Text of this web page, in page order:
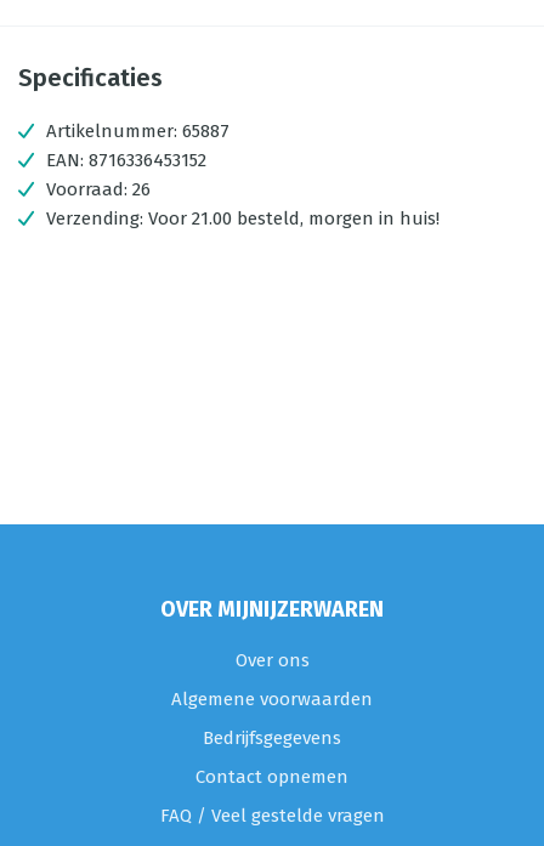
Specificaties
Artikelnummer: 65887
EAN: 8716336453152
Voorraad: 26
Verzending: Voor 21.00 besteld, morgen in huis!
OVER MIJNIJZERWAREN
Over ons
Algemene voorwaarden
Bedrijfsgegevens
Contact opnemen
FAQ / Veel gestelde vragen